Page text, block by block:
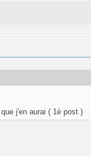
j'en aurai ( 1è post )